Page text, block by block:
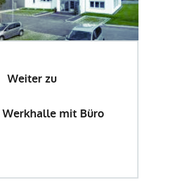
Weiter zu
Werkhalle mit Büro